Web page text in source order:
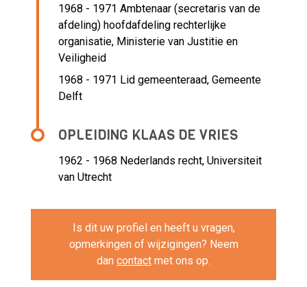
1968 - 1971 Ambtenaar (secretaris van de
afdeling) hoofdafdeling rechterlijke
organisatie, Ministerie van Justitie en
Veiligheid
1968 - 1971 Lid gemeenteraad, Gemeente
Delft
OPLEIDING KLAAS DE VRIES
1962 - 1968 Nederlands recht, Universiteit
van Utrecht
Is dit uw profiel en heeft u vragen,
opmerkingen of wijzigingen? Neem
dan contact met ons op.